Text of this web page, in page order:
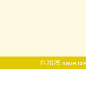
© 2025